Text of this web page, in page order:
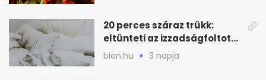
20 perces száraz trükk:
eltünteti az izzadságfoltot
és a szagot a matracról
bien.hu 3 napja